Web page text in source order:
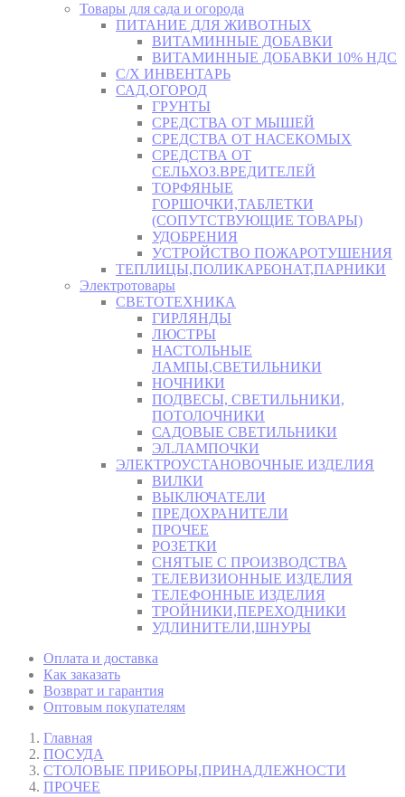
Товары для сада и огорода
ПИТАНИЕ ДЛЯ ЖИВОТНЫХ
ВИТАМИННЫЕ ДОБАВКИ
ВИТАМИННЫЕ ДОБАВКИ 10% НДС
С/Х ИНВЕНТАРЬ
САД,ОГОРОД
ГРУНТЫ
СРЕДСТВА ОТ МЫШЕЙ
СРЕДСТВА ОТ НАСЕКОМЫХ
СРЕДСТВА ОТ
СЕЛЬХОЗ.ВРЕДИТЕЛЕЙ
ТОРФЯНЫЕ
ГОРШОЧКИ,ТАБЛЕТКИ
(СОПУТСТВУЮЩИЕ ТОВАРЫ)
УДОБРЕНИЯ
УСТРОЙСТВО ПОЖАРОТУШЕНИЯ
ТЕПЛИЦЫ,ПОЛИКАРБОНАТ,ПАРНИКИ
Электротовары
СВЕТОТЕХНИКА
ГИРЛЯНДЫ
ЛЮСТРЫ
НАСТОЛЬНЫЕ
ЛАМПЫ,СВЕТИЛЬНИКИ
НОЧНИКИ
ПОДВЕСЫ, СВЕТИЛЬНИКИ,
ПОТОЛОЧНИКИ
САДОВЫЕ СВЕТИЛЬНИКИ
ЭЛ.ЛАМПОЧКИ
ЭЛЕКТРОУСТАНОВОЧНЫЕ ИЗДЕЛИЯ
ВИЛКИ
ВЫКЛЮЧАТЕЛИ
ПРЕДОХРАНИТЕЛИ
ПРОЧЕЕ
РОЗЕТКИ
СНЯТЫЕ С ПРОИЗВОДСТВА
ТЕЛЕВИЗИОННЫЕ ИЗДЕЛИЯ
ТЕЛЕФОННЫЕ ИЗДЕЛИЯ
ТРОЙНИКИ,ПЕРЕХОДНИКИ
УДЛИНИТЕЛИ,ШНУРЫ
Оплата и доставка
Как заказать
Возврат и гарантия
Оптовым покупателям
Главная
ПОСУДА
СТОЛОВЫЕ ПРИБОРЫ,ПРИНАДЛЕЖНОСТИ
ПРОЧЕЕ